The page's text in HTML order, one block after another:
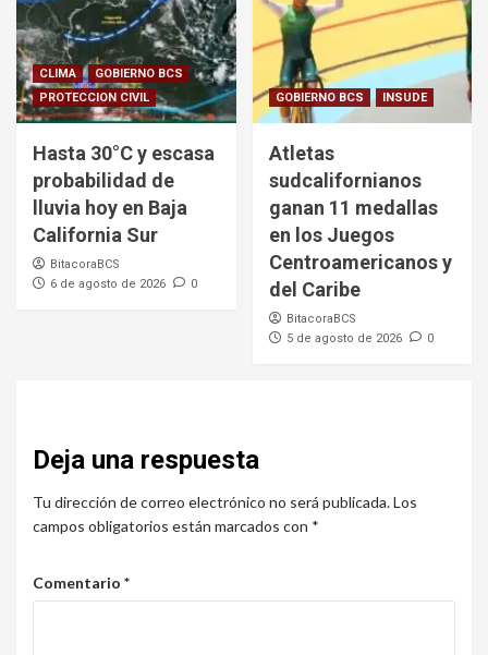
CLIMA
GOBIERNO BCS
PROTECCION CIVIL
Hasta 30°C y escasa
probabilidad de
lluvia hoy en Baja
California Sur
BitacoraBCS
6 de agosto de 2026
0
GOBIERNO BCS INSUDE
Atletas
sudcalifornianos
ganan 11 medallas
en los Juegos
Centroamericanos y
del Caribe
BitacoraBCS
5 de agosto de 2026
0
Deja una respuesta
Tu dirección de correo electrónico no será publicada.Los
campos obligatorios están marcados con *
Comentario *